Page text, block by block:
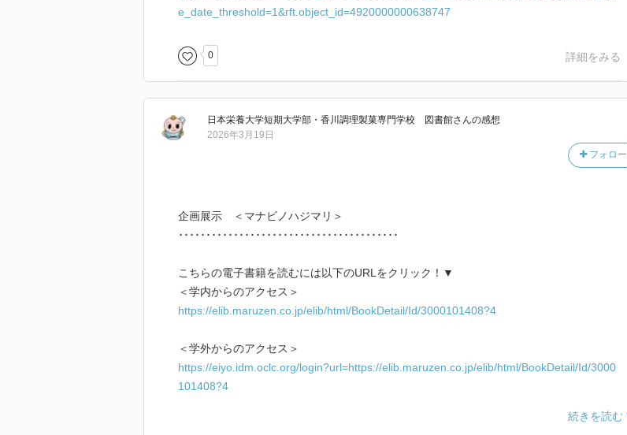
e_date_threshold=1&rft.object_id=4920000000638747
0 詳細をみる
日本栄養大学短期大学部・香川調理製菓専門学校 図書館さんの感想
フォロー
2026年3月19日
企画展示 ＜マナビノハジマリ＞
････････････････････････････････････････
こちらの電子書籍を読むには以下のURLをクリック！▼
＜学内からのアクセス＞
https://elib.maruzen.co.jp/elib/html/BookDetail/Id/3000101408?4
＜学外からのアクセス＞
https://eiyo.idm.oclc.org/login?url=https://elib.maruzen.co.jp/elib/html/BookDetail/Id/3000
101408?4